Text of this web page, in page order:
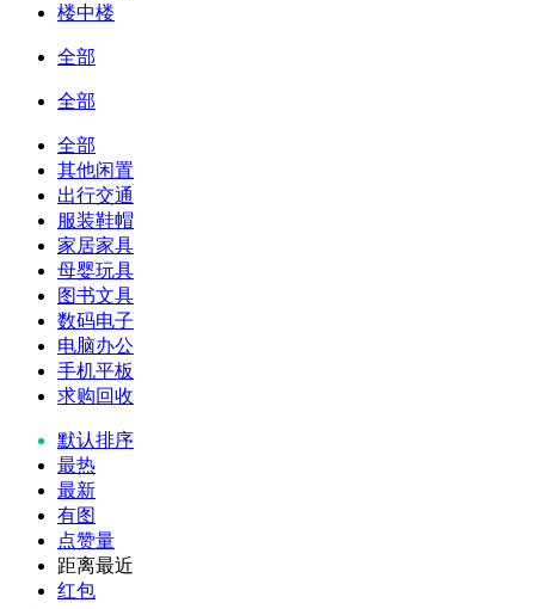
楼中楼
全部
全部
全部
其他闲置
出行交通
服装鞋帽
家居家具
母婴玩具
图书文具
数码电子
电脑办公
手机平板
求购回收
默认排序
最热
最新
有图
点赞量
距离最近
红包